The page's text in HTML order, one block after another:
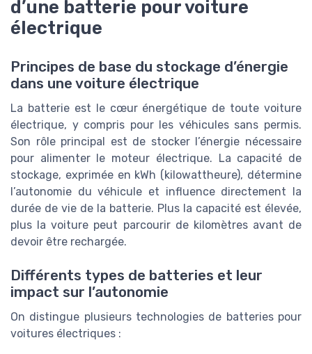
d’une batterie pour voiture
électrique
Principes de base du stockage d’énergie
dans une voiture électrique
La batterie est le cœur énergétique de toute voiture
électrique, y compris pour les véhicules sans permis.
Son rôle principal est de stocker l’énergie nécessaire
pour alimenter le moteur électrique. La capacité de
stockage, exprimée en kWh (kilowattheure), détermine
l’autonomie du véhicule et influence directement la
durée de vie de la batterie. Plus la capacité est élevée,
plus la voiture peut parcourir de kilomètres avant de
devoir être rechargée.
Différents types de batteries et leur
impact sur l’autonomie
On distingue plusieurs technologies de batteries pour
voitures électriques :